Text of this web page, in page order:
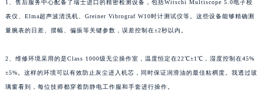
1、售后服务中心配备了瑞士进口的精密检测设备，包括Witschi Multiscope 5.0电子校
表仪、Elma超声波清洗机、Greiner Vibrograf W10时计测试仪等。这些设备能够精确测
量腕表的日差、摆幅、偏振等关键参数，误差控制在±2秒以内。
2、维修环境采用的是Class 1000级无尘操作室，温度恒定在22℃±1℃，湿度控制在45%
±5%。这样的环境可以有效防止灰尘进入机芯，同时保证润滑油的最佳粘稠度。我透过玻
璃窗看到，每位技师都穿着防静电工作服和手套进行操作。